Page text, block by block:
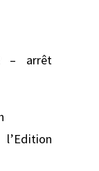
– arrêt